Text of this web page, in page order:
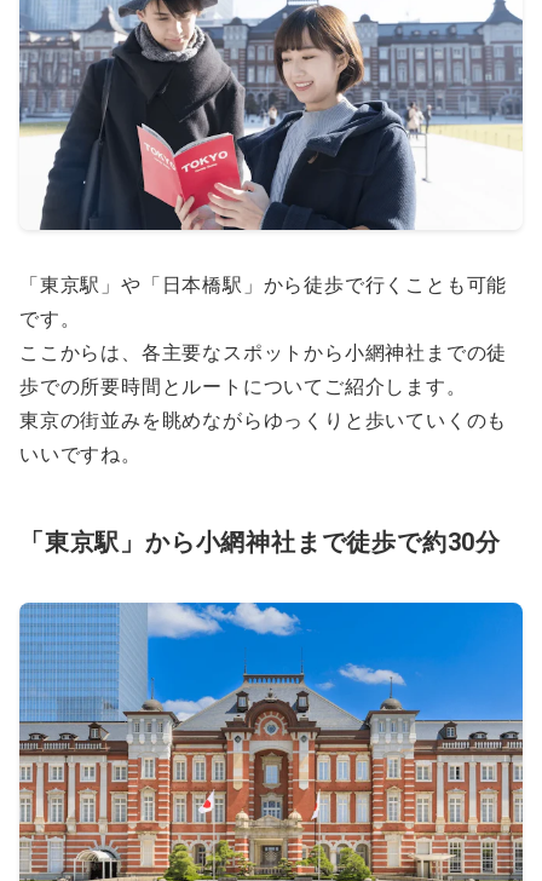
「東京駅」や「日本橋駅」から徒歩で行くことも可能
です。
ここからは、各主要なスポットから小網神社までの徒
歩での所要時間とルートについてご紹介します。
東京の街並みを眺めながらゆっくりと歩いていくのも
いいですね。
「東京駅」から小網神社まで徒歩で約30分